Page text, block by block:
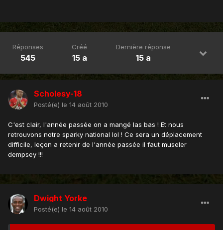
Réponses
545
Créé
15 a
Dernière réponse
15 a
Scholesy-18
Posté(e) le 14 août 2010
C'est clair, l'année passée on a mangé las bas ! Et nous
retrouvons notre sparky national lol ! Ce sera un déplacement
difficile, leçon a retenir de l'année passée il faut museler
dempsey !!!
Dwight Yorke
Posté(e) le 14 août 2010